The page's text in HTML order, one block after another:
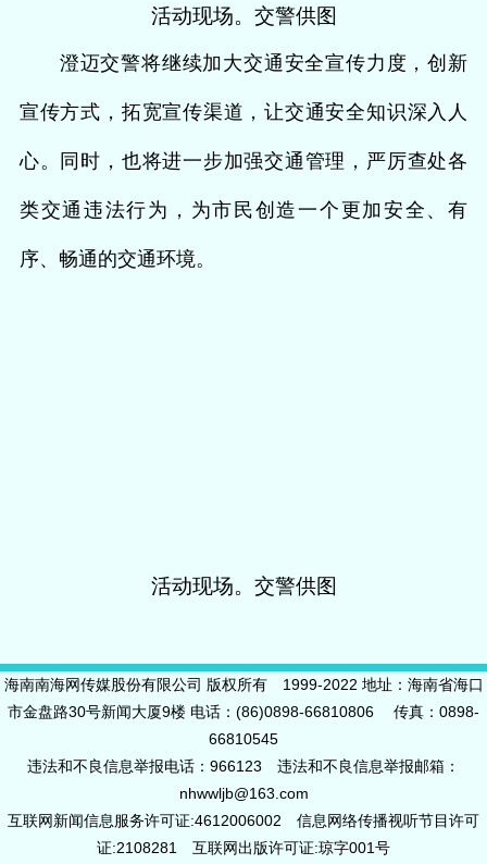
活动现场。交警供图
澄迈交警将继续加大交通安全宣传力度，创新
宣传方式，拓宽宣传渠道，让交通安全知识深入人
心。同时，也将进一步加强交通管理，严厉查处各
类交通违法行为，为市民创造一个更加安全、有
序、畅通的交通环境。
活动现场。交警供图
海南南海网传媒股份有限公司 版权所有 1999-2022 地址：海南省海口
市金盘路30号新闻大厦9楼 电话：(86)0898-66810806 传真：0898-
66810545
违法和不良信息举报电话：966123 违法和不良信息举报邮箱：
nhwwljb@163.com
互联网新闻信息服务许可证:4612006002 信息网络传播视听节目许可
证:2108281 互联网出版许可证:琼字001号